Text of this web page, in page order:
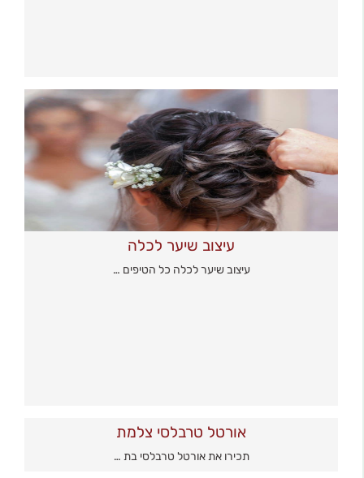
עיצוב שיער לכלה
עיצוב שיער לכלה כל הטיפים …
אורטל טרבלסי צלמת
תכירו את אורטל טרבלסי בת …